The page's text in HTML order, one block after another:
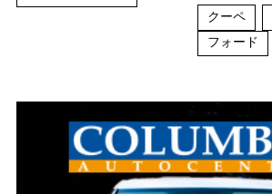
クーペ
フォード